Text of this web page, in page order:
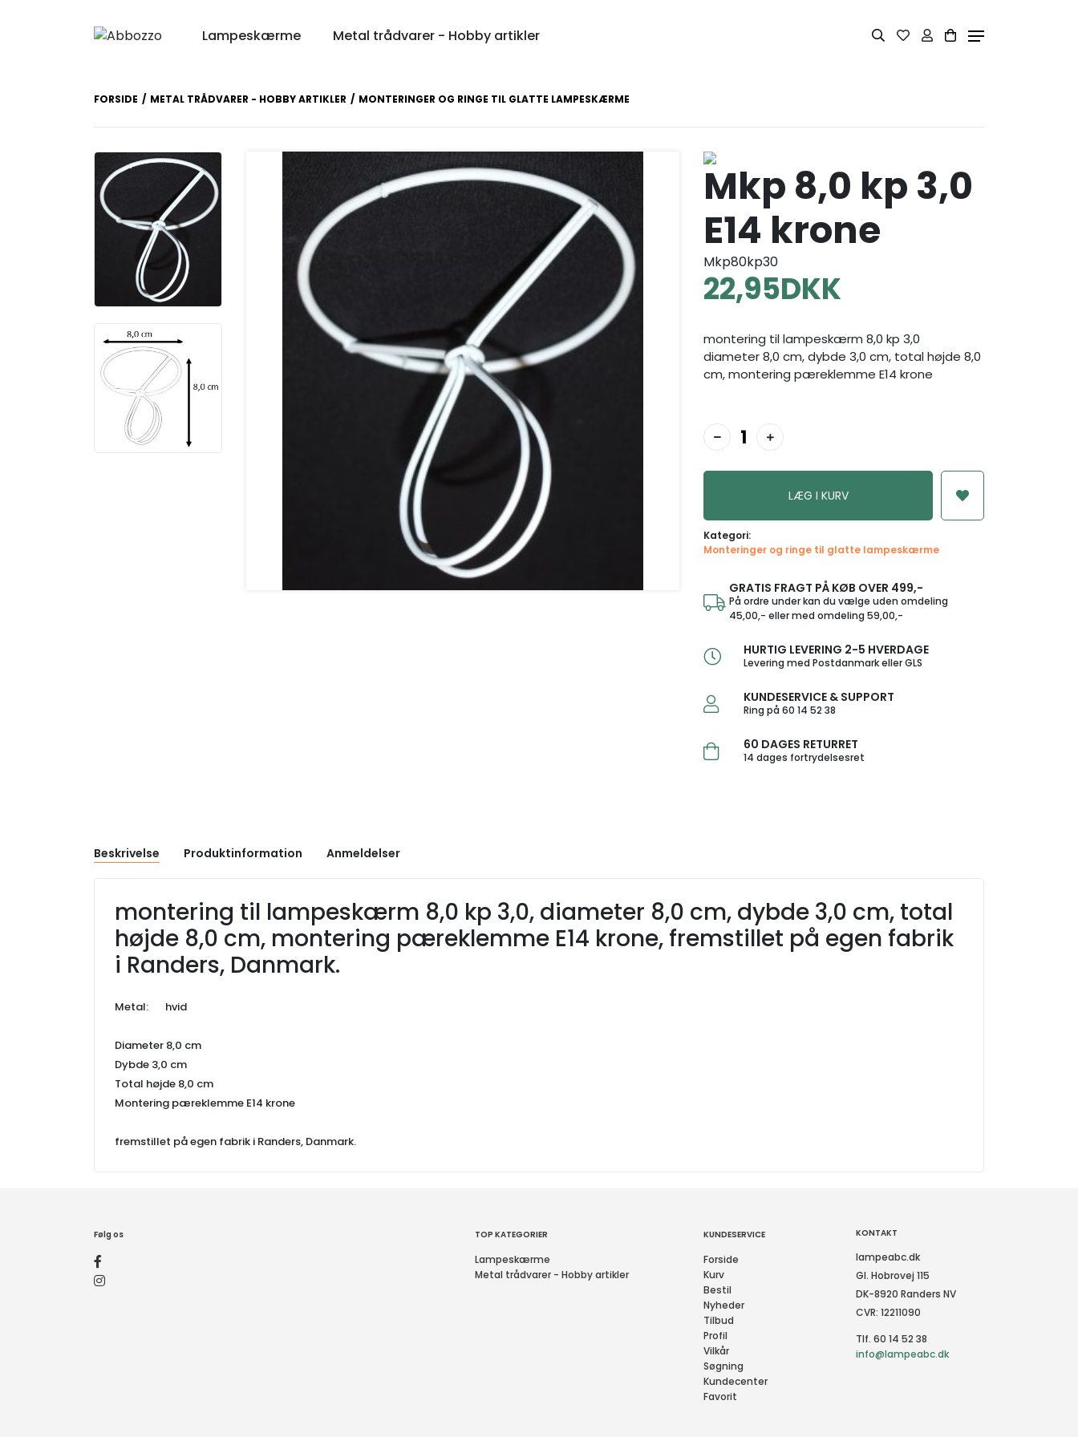
Lampeskærme Metal trådvarer - Hobby artikler
FORSIDE METAL TRÅDVARER - HOBBY ARTIKLER MONTERINGER OG RINGE TIL GLATTE LAMPESKÆRME
Mkp 8,0 kp 3,0
E14 krone
Mkp80kp30
22,95DKK
montering til lampeskærm 8,0 kp 3,0
diameter 8,0 cm, dybde 3,0 cm, total højde 8,0
cm, montering pæreklemme E14 krone
Kategori:
Monteringer og ringe til glatte lampeskærme
GRATIS FRAGT PÅ KØB OVER 499,-
På ordre under kan du vælge uden omdeling
45,00,- eller med omdeling 59,00,-
HURTIG LEVERING 2-5 HVERDAGE
Levering med Postdanmark eller GLS
KUNDESERVICE & SUPPORT
Ring på 60 14 52 38
60 DAGES RETURRET
14 dages fortrydelsesret
Beskrivelse Produktinformation Anmeldelser
montering til lampeskærm 8,0 kp 3,0, diameter 8,0 cm, dybde 3,0 cm, total
højde 8,0 cm, montering pæreklemme E14 krone, fremstillet på egen fabrik
i Randers, Danmark.
Metal: hvid
Diameter 8,0 cm
Dybde 3,0 cm
Total højde 8,0 cm
Montering pæreklemme E14 krone
fremstillet på egen fabrik i Randers, Danmark.
Følg os TOP KATEGORIER
Lampeskærme
Metal trådvarer - Hobby artikler
KUNDESERVICE
Forside
Kurv
Bestil
Nyheder
Tilbud
Profil
Vilkår
Søgning
Kundecenter
Favorit
KONTAKT
lampeabc.dk
Gl. Hobrovej 115
DK-8920 Randers NV
CVR: 12211090
Tlf. 60 14 52 38
info@lampeabc.dk